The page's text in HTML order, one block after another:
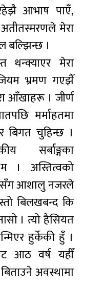
आभाष पाएँ,
अतीतस्मरणले मेरा
।
थन्क्याएर मेरा
भ्रमण गएझैँ
आँखाहरू । जीर्ण
मर्माहतमा
बिगत चुहिन्छ ।
सर्बाङ्गका
। अस्तित्वको
आशालु नजरले
बिलखबन्द कि
। त्यो हैसियत
हुर्केकी हुँ ।
आठ वर्ष यहीँ
अवस्थामा